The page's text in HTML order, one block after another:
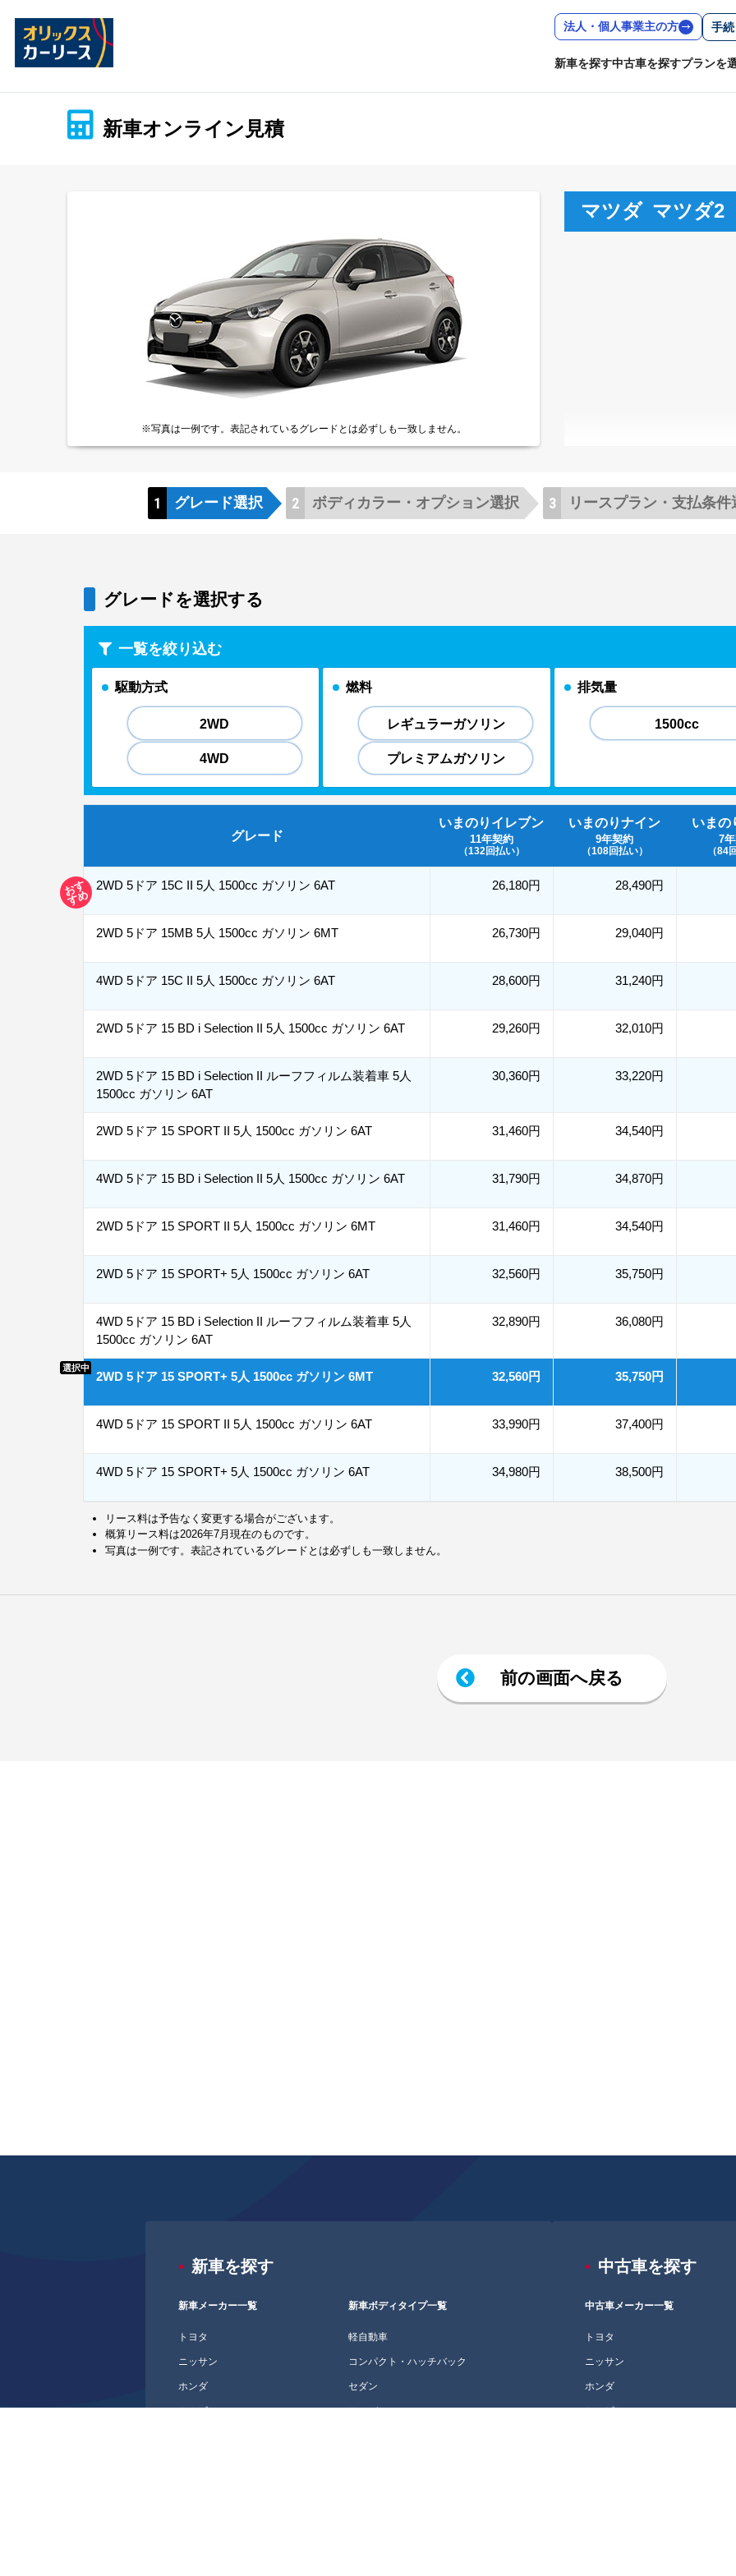
法人・個人事業主の方 手
新車を探す中古車を探すプランを
新車オンライン見積
※写真は一例です。 表記されているグレードとは必ずしも一致しません。
マツダ マツダ2
グレード選択 ボディカラー・ オプション選択 リースプラン・支払条件
グレードを選択する
一覧を絞り込む
駆動方式
2WD
4WD
燃料
レギュラーガソリン
プレミアムガソリン
排気量
1500cc
グレード
いまのりイレブン
11年契約
（132回払い）
いまのりナイン
9年契約
（108回払い）
いまの
7
（84
お
す
す
め
2WD 5ドア 15C II 5人 1500cc ガソリン 6AT 26,180円 28,490円
2WD 5ドア 15MB 5人 1500cc ガソリン 6MT 26,730円 29,040円
4WD 5ドア 15C II 5人 1500cc ガソリン 6AT 28,600円 31,240円
2WD 5ドア 15 BD i Selection II 5人 1500cc ガソリン 6AT 29,260円 32,010円
2WD 5ドア 15 BD i Selection II ルーフフィルム装着車 5人
1500cc ガソリン 6AT
30,360円 33,220円
2WD 5ドア 15 SPORT II 5人 1500cc ガソリン 6AT 31,460円 34,540円
4WD 5ドア 15 BD i Selection II 5人 1500cc ガソリン 6AT 31,790円 34,870円
2WD 5ドア 15 SPORT II 5人 1500cc ガソリン 6MT 31,460円 34,540円
2WD 5ドア 15 SPORT+ 5人 1500cc ガソリン 6AT 32,560円 35,750円
4WD 5ドア 15 BD i Selection II ルーフフィルム装着車 5人
1500cc ガソリン 6AT
32,890円 36,080円
選択中
2WD 5ドア 15 SPORT+ 5人 1500cc ガソリン 6MT 32,560円 35,750円
4WD 5ドア 15 SPORT II 5人 1500cc ガソリン 6AT 33,990円 37,400円
4WD 5ドア 15 SPORT+ 5人 1500cc ガソリン 6AT 34,980円 38,500円
リース料は予告なく変更する場合がございます。
概算リース料は2026年7月現在のものです。
写真は一例です。表記されているグレードとは必ずしも一致しません。
前の画面へ戻る
新車を探す
新車メーカー一覧
トヨタ
ニッサン
ホンダ
ミツビシ
新車ボディタイプ一覧
軽自動車
コンパクト・ハッチバック
セダン
ミニバン
中古車を探す
中古車メーカー一覧
トヨタ
ニッサン
ホンダ
ミツビシ